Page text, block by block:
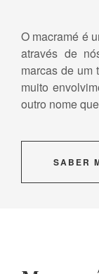
O macramé é
através de
marcas de um
muito
outro nome
SABER